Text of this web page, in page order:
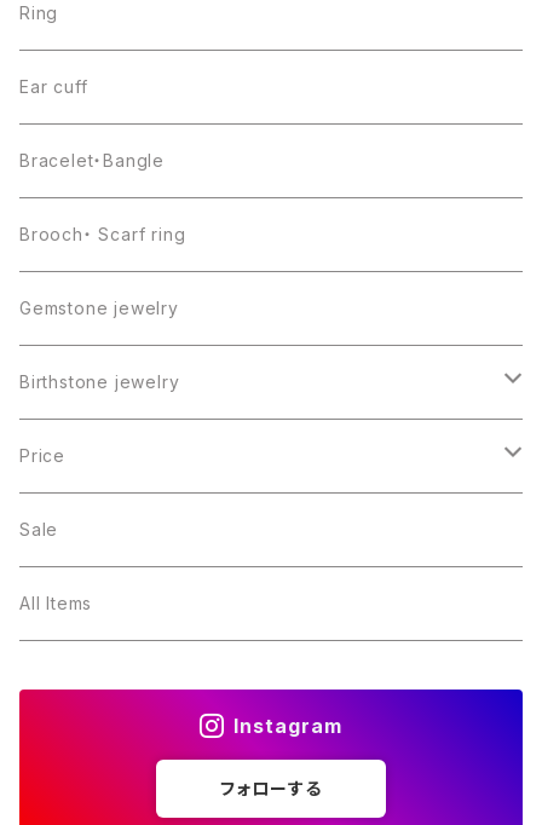
Ring
Ear cuff
Bracelet・Bangle
Brooch・ Scarf ring
Gemstone jewelry
Birthstone jewelry
１月・ガーネット
２月・アメジスト
３月・アクアマリン
Price
～5000円
～10000円
Sale
All Items
Instagram
フォローする